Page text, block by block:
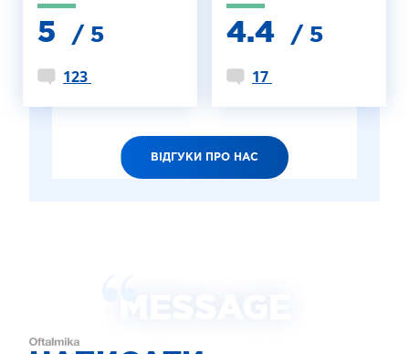
5 / 5
123
4.4 / 5
17
ВІДГУКИ ПРО НАС